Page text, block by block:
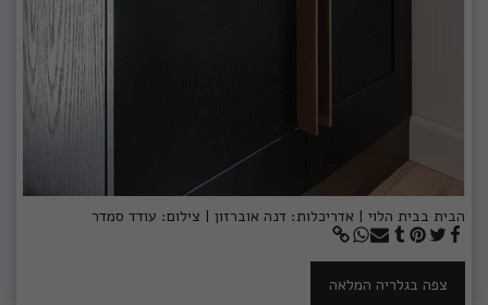
הבית בבית הלוי | אדריכלות: דנה אוברזון | צילום: עודד סמדר
צפה בגלריה המלאה